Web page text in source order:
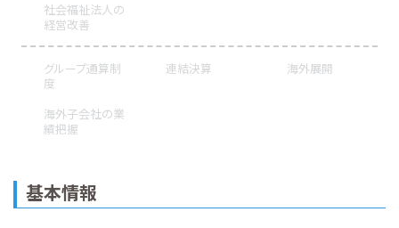
社会福祉法人の
経営改善
グループ通算制
度
連結決算 海外展開
海外子会社の業
績把握
基本情報